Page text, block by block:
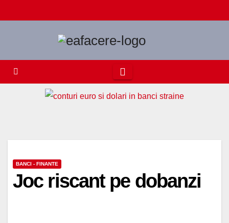
to
BANCI - FINANTE
Joc riscant pe dobanzi